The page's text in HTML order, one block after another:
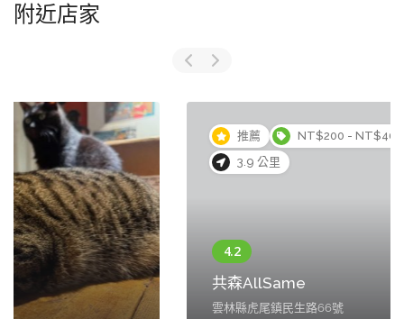
附近店家
推薦
NT$200 - NT$400
3.9 公里
共森AllSame
雲林縣虎尾鎮民生路66號